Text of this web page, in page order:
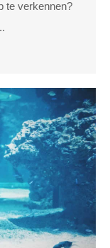
te verkennen?